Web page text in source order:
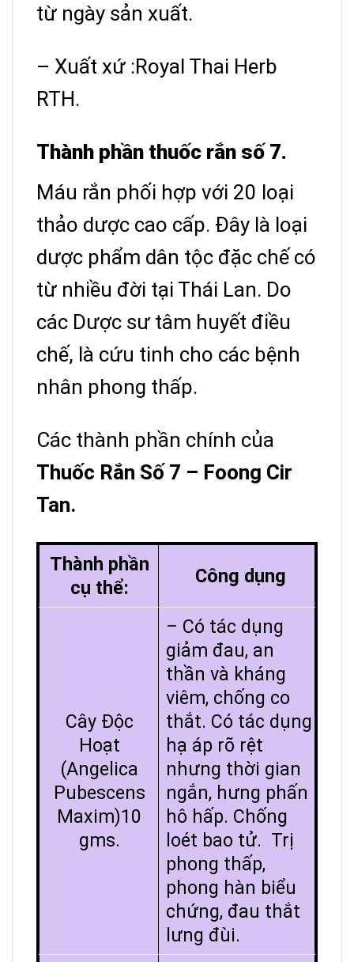
từ ngày sản xuất.
– Xuất xứ :Royal Thai Herb
RTH.
Thành phần thuốc rắn số 7.
Máu rắn phối hợp với 20 loại
thảo dược cao cấp. Đây là loại
dược phẩm dân tộc đặc chế có
từ nhiều đời tại Thái Lan. Do
các Dược sư tâm huyết điều
chế, là cứu tinh cho các bệnh
nhân phong thấp.
Các thành phần chính của
Thuốc Rắn Số 7 – Foong Cir
Tan.
Thành phần
cụ thể:
Công dụng
Cây Độc
Hoạt
(Angelica
Pubescens
Maxim)10
gms.
– Có tác dụng
giảm đau, an
thần và kháng
viêm, chống co
thắt. Có tác dụng
hạ áp rõ rệt
nhưng thời gian
ngắn, hưng phấn
hô hấp. Chống
loét bao tử. Trị
phong thấp,
phong hàn biểu
chứng, đau thắt
lưng đùi.